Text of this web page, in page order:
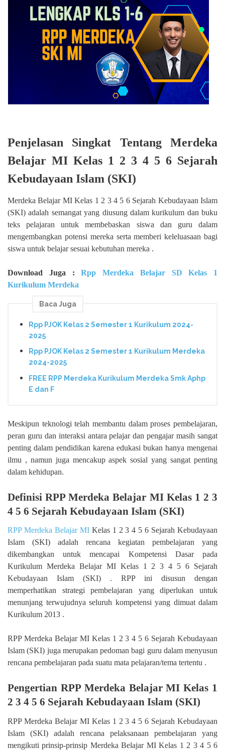
Penjelasan Singkat Tentang Merdeka
Belajar MI Kelas 1 2 3 4 5 6 Sejarah
Kebudayaan Islam (SKI)
Merdeka Belajar MI Kelas 1 2 3 4 5 6 Sejarah Kebudayaan Islam
(SKI) adalah semangat yang diusung dalam kurikulum dan buku
teks pelajaran untuk membebaskan siswa dan guru dalam
mengembangkan potensi mereka serta memberi keleluasaan bagi
siswa untuk belajar sesuai kebutuhan mereka .
Download Juga :Rpp Merdeka Belajar SD Kelas 1
Kurikulum Merdeka
Baca Juga
Rpp PJOK Kelas 2 Semester 1 Kurikulum 2024-
2025
Rpp PJOK Kelas 2 Semester 1 Kurikulum Merdeka
2024-2025
FREE RPP Merdeka Kurikulum Merdeka Smk Aphp
E dan F
Meskipun teknologi telah membantu dalam proses pembelajaran,
peran guru dan interaksi antara pelajar dan pengajar masih sangat
penting dalam pendidikan karena edukasi bukan hanya mengenai
ilmu , namun juga mencakup aspek sosial yang sangat penting
dalam kehidupan.
Definisi RPP Merdeka Belajar MI Kelas 1 2 3
4 5 6 Sejarah Kebudayaan Islam (SKI)
RPP Merdeka Belajar MIKelas 1 2 3 4 5 6 Sejarah Kebudayaan
Islam (SKI) adalah rencana kegiatan pembelajaran yang
dikembangkan untuk mencapai Kompetensi Dasar pada
Kurikulum Merdeka Belajar MI Kelas 1 2 3 4 5 6 Sejarah
Kebudayaan Islam (SKI) . RPP ini disusun dengan
memperhatikan strategi pembelajaran yang diperlukan untuk
menunjang terwujudnya seluruh kompetensi yang dimuat dalam
Kurikulum 2013 .
RPP Merdeka Belajar MI Kelas 1 2 3 4 5 6 Sejarah Kebudayaan
Islam (SKI) juga merupakan pedoman bagi guru dalam menyusun
rencana pembelajaran pada suatu mata pelajaran/tema tertentu .
Pengertian RPP Merdeka Belajar MI Kelas 1
2 3 4 5 6 Sejarah Kebudayaan Islam (SKI)
RPP Merdeka Belajar MI Kelas 1 2 3 4 5 6 Sejarah Kebudayaan
Islam (SKI) adalah rencana pelaksanaan pembelajaran yang
mengikuti prinsip-prinsip Merdeka Belajar MI Kelas 1 2 3 4 5 6